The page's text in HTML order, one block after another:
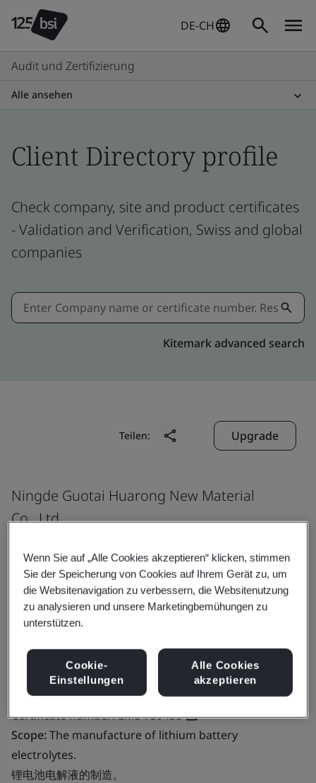
DE-CH
Audit und Zertifizierung
Alle ansehen
Client Directory profile
Check company, site and product certificates
- Validation and Verification, Swiss and global
companies
Kitemark advanced search
Teilen: Upgrade
Ningde Guotai Huarong New Material
Co., Ltd.
Long'an Development Zone
Fuding
Ningde
355208
China
Certificate number:EMS 739458
Scope:The manufacture of lithium battery
electrolytes.
锂电池电解液的制造。
Wenn Sie auf „Alle Cookies akzeptieren“ klicken, stimmen
Sie der Speicherung von Cookies auf Ihrem Gerät zu, um
die Websitenavigation zu verbessern, die Websitenutzung
zu analysieren und unsere Marketingbemühungen zu
unterstützen.
Cookie-
Einstellungen
Alle Cookies
akzeptieren